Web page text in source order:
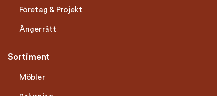
Företag & Projekt
Ångerrätt
Sortiment
Möbler